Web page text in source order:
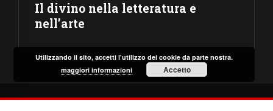
Il divino nella letteratura e
nell’arte
Utilizzando il sito, accetti l'utilizzo dei cookie da parte nostra.
maggiori informazioni
Accetto